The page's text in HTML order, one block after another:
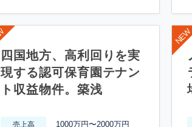
四国地方、高利回りを実
現する認可保育園テナン
ト収益物件。築浅
売上高 1000万円〜2000万円